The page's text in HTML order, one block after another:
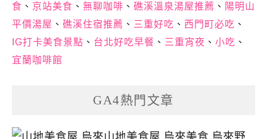
食 、 京站美食 、 無聊咖啡 、 礁溪溫泉湯屋推薦 、 陽明山
平價湯屋 、 礁溪住宿推薦 、 三重好吃 、 西門町必吃 、
IG打卡美食景點 、 台北好吃早餐 、 三重宵夜 、 小吃 、
宜蘭咖啡館
GA4熱門文章